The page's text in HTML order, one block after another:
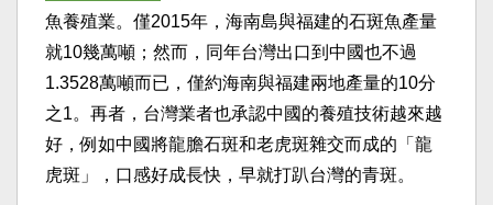
魚養殖業。僅2015年，海南島與福建的石斑魚產量
就10幾萬噸；然而，同年台灣出口到中國也不過
1.3528萬噸而已，僅約海南與福建兩地產量的10分
之1。再者，台灣業者也承認中國的養殖技術越來越
好，例如中國將龍膽石斑和老虎斑雜交而成的「龍
虎斑」，口感好成長快，早就打趴台灣的青斑。